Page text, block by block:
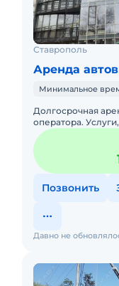
Ставрополь
Аренда
Минимальное
Долгосрочная
оператора. Уcлуги, арeнда aвтовышки-плaтформы.
Малoгабaритнaя
подъема 12, 17, 22 м
Позвонить
Давно не